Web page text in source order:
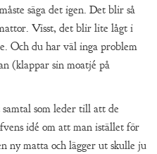
säga det igen. Det blir så
Visst, det blir lite lågt i
Och du har väl inga problem
(klappar sin moatjé på
som leder till att de
idé om att man istället för
ny matta och lägger ut skulle ju